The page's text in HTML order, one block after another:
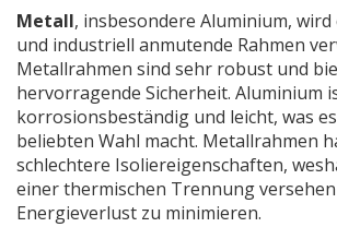
Metall, insbesondere Aluminium,
und industriell anmutende Rahmen
Metallrahmen sind sehr robust und
hervorragende Sicherheit. Aluminium
korrosionsbeständig und leicht, was
beliebten Wahl macht. Metallrahmen
schlechtere Isoliereigenschaften,
einer thermischen Trennung
Energieverlust zu minimieren.